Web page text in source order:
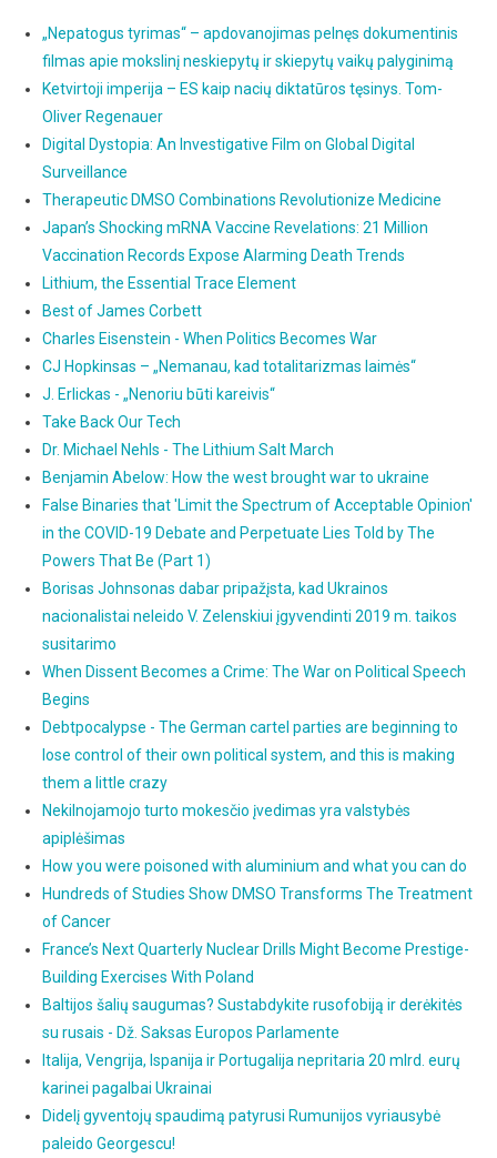
„Nepatogus tyrimas“ – apdovanojimas pelnęs dokumentinis
filmas apie mokslinį neskiepytų ir skiepytų vaikų palyginimą
Ketvirtoji imperija – ES kaip nacių diktatūros tęsinys. Tom-
Oliver Regenauer
Digital Dystopia: An Investigative Film on Global Digital
Surveillance
Therapeutic DMSO Combinations Revolutionize Medicine
Japan’s Shocking mRNA Vaccine Revelations: 21 Million
Vaccination Records Expose Alarming Death Trends
Lithium, the Essential Trace Element
Best of James Corbett
Charles Eisenstein - When Politics Becomes War
CJ Hopkinsas – „Nemanau, kad totalitarizmas laimės“
J. Erlickas - „Nenoriu būti kareivis“
Take Back Our Tech
Dr. Michael Nehls - The Lithium Salt March
Benjamin Abelow: How the west brought war to ukraine
False Binaries that 'Limit the Spectrum of Acceptable Opinion'
in the COVID-19 Debate and Perpetuate Lies Told by The
Powers That Be (Part 1)
Borisas Johnsonas dabar pripažįsta, kad Ukrainos
nacionalistai neleido V. Zelenskiui įgyvendinti 2019 m. taikos
susitarimo
When Dissent Becomes a Crime: The War on Political Speech
Begins
Debtpocalypse - The German cartel parties are beginning to
lose control of their own political system, and this is making
them a little crazy
Nekilnojamojo turto mokesčio įvedimas yra valstybės
apiplėšimas
How you were poisoned with aluminium and what you can do
Hundreds of Studies Show DMSO Transforms The Treatment
of Cancer
France’s Next Quarterly Nuclear Drills Might Become Prestige-
Building Exercises With Poland
Baltijos šalių saugumas? Sustabdykite rusofobiją ir derėkitės
su rusais - Dž. Saksas Europos Parlamente
Italija, Vengrija, Ispanija ir Portugalija nepritaria 20 mlrd. eurų
karinei pagalbai Ukrainai
Didelį gyventojų spaudimą patyrusi Rumunijos vyriausybė
paleido Georgescu!